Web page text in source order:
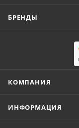
БРЕНДЫ
КОМПАНИЯ
ИНФОРМАЦИЯ